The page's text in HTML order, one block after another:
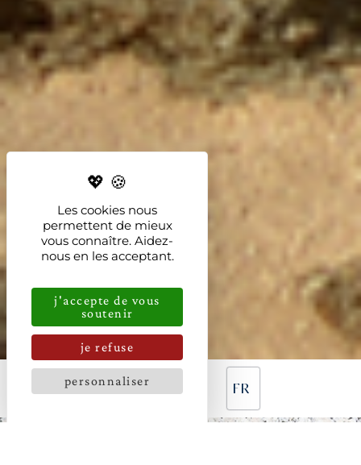
FR
Les cookies nous
permettent de mieux
vous connaître. Aidez-
nous en les acceptant.
j'accepte de vous
soutenir
je refuse
personnaliser